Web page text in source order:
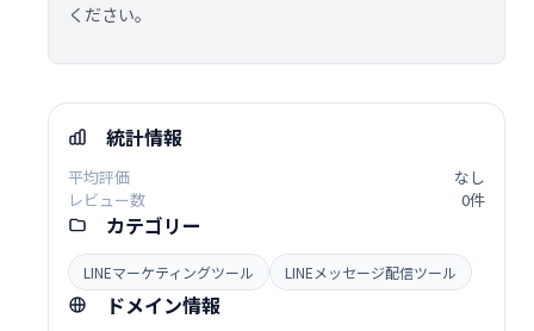
ください。
統計情報
平均評価
なし
レビュー数
0件
カテゴリー
LINEマーケティングツール LINEメッセージ配信ツール
ドメイン情報